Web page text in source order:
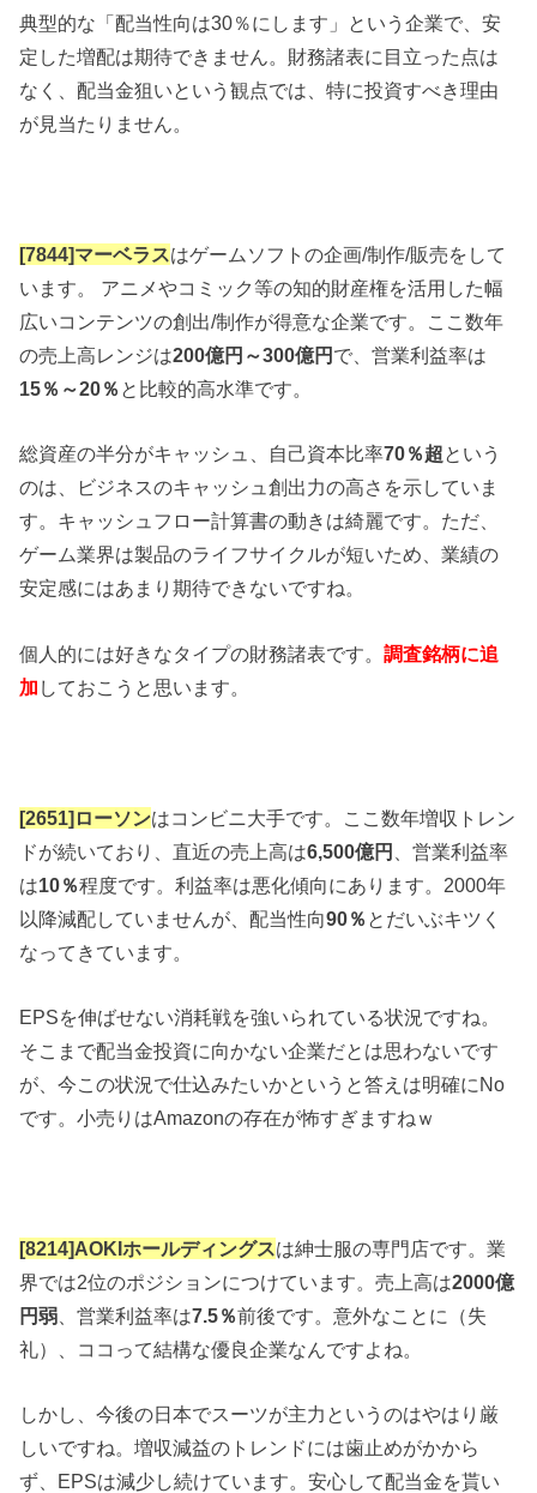
典型的な「配当性向は30％にします」という企業で、安
定した増配は期待できません。財務諸表に目立った点は
なく、配当金狙いという観点では、特に投資すべき理由
が見当たりません。
[7844]マーベラスはゲームソフトの企画/制作/販売をして
います。 アニメやコミック等の知的財産権を活用した幅
広いコンテンツの創出/制作が得意な企業です。ここ数年
の売上高レンジは200億円～300億円 で、営業利益率は
15％～20％ と比較的高水準です。
総資産の半分がキャッシュ、自己資本比率70％超という
のは、ビジネスのキャッシュ創出力の高さを示していま
す。キャッシュフロー計算書の動きは綺麗です。ただ、
ゲーム業界は製品のライフサイクルが短いため、業績の
安定感にはあまり期待できないですね。
個人的には好きなタイプの財務諸表です。調査銘柄に追
加 しておこうと思います。
[2651]ローソンはコンビニ大手です。ここ数年増収トレン
ドが続いており、直近の売上高は6,500億円
、営業利益率
は10％程度です。利益率は悪化傾向にあります。2000年
以降減配していませんが、配当性向90％ とだいぶキツく
なってきています。
EPSを伸ばせない消耗戦を強いられている状況ですね。
そこまで配当金投資に向かない企業だとは思わないです
が、今この状況で仕込みたいかというと答えは明確にNo
です。小売りはAmazonの存在が怖すぎますねｗ
[8214]AOKIホールディングスは紳士服の専門店です。業
界では2位のポジションにつけています。売上高は2000億
円弱 、営業利益率は7.5％前後です。意外なことに（失
礼）、ココって結構な優良企業なんですよね。
しかし、今後の日本でスーツが主力というのはやはり厳
しいですね。増収減益のトレンドには歯止めがかから
ず、EPSは減少し続けています。安心して配当金を貰い